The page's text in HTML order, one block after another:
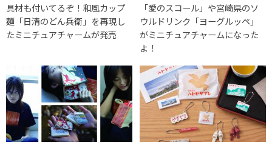
具材も付いてるぞ！和風カップ
麺「日清のどん兵衛」を再現し
たミニチュアチャームが発売
「愛のスコール」や宮崎県のソ
ウルドリンク「ヨーグルッペ」
がミニチュアチャームになった
よ！